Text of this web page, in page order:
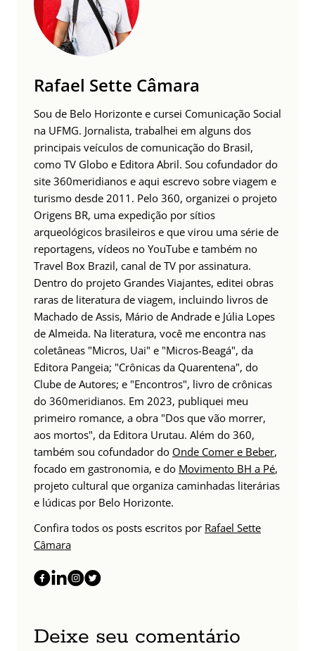
Rafael Sette Câmara
Sou de Belo Horizonte e cursei Comunicação Social
na UFMG. Jornalista, trabalhei em alguns dos
principais veículos de comunicação do Brasil,
como TV Globo e Editora Abril. Sou cofundador do
site 360meridianos e aqui escrevo sobre viagem e
turismo desde 2011. Pelo 360, organizei o projeto
Origens BR, uma expedição por sítios
arqueológicos brasileiros e que virou uma série de
reportagens, vídeos no YouTube e também no
Travel Box Brazil, canal de TV por assinatura.
Dentro do projeto Grandes Viajantes, editei obras
raras de literatura de viagem, incluindo livros de
Machado de Assis, Mário de Andrade e Júlia Lopes
de Almeida. Na literatura, você me encontra nas
coletâneas "Micros, Uai" e "Micros-Beagá", da
Editora Pangeia; "Crônicas da Quarentena", do
Clube de Autores; e "Encontros", livro de crônicas
do 360meridianos. Em 2023, publiquei meu
primeiro romance, a obra "Dos que vão morrer,
aos mortos", da Editora Urutau. Além do 360,
também sou cofundador do Onde Comer e Beber,
focado em gastronomia, e do Movimento BH a Pé,
projeto cultural que organiza caminhadas literárias
e lúdicas por Belo Horizonte.
Confira todos os posts escritos por Rafael Sette
Câmara
Deixe seu comentário